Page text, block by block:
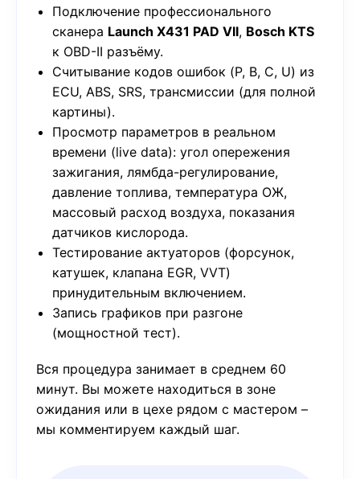
Подключение профессионального
сканера Launch X431 PAD VII, Bosch KTS
к OBD-II разъёму.
Считывание кодов ошибок (P, B, C, U) из
ECU, ABS, SRS, трансмиссии (для полной
картины).
Просмотр параметров в реальном
времени (live data): угол опережения
зажигания, лямбда-регулирование,
давление топлива, температура ОЖ,
массовый расход воздуха, показания
датчиков кислорода.
Тестирование актуаторов (форсунок,
катушек, клапана EGR, VVT)
принудительным включением.
Запись графиков при разгоне
(мощностной тест).
Вся процедура занимает в среднем 60
минут. Вы можете находиться в зоне
ожидания или в цехе рядом с мастером –
мы комментируем каждый шаг.